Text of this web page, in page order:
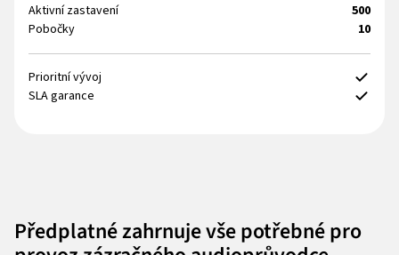
Aktivní zastavení
500
Pobočky
10
Prioritní vývoj
SLA garance
Předplatné zahrnuje vše potřebné pro